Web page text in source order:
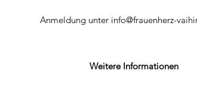
Anmeldung unter info@frauenherz-
Weitere Informationen